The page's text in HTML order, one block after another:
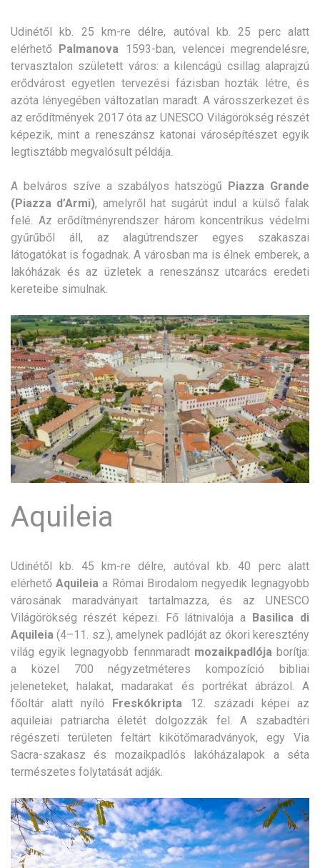
Udinétől kb. 25 km-re délre, autóval kb. 25 perc alatt
elérhető Palmanova 1593-ban, velencei megrendelésre,
tervasztalon született város: a kilencágú csillag alaprajzú
erődvárost egyetlen tervezési fázisban hozták létre, és
azóta lényegében változatlan maradt. A városszerkezet és
az erődítmények 2017 óta az UNESCO Világörökség részét
képezik, mint a reneszánsz katonai városépítészet egyik
legtisztább megvalósult példája.
A belváros szíve a szabályos hatszögű Piazza Grande
(Piazza d’Armi), amelyről hat sugárút indul a külső falak
felé. Az erődítményrendszer három koncentrikus védelmi
gyűrűből áll, az alagútrendszer egyes szakaszai
látogatókat is fogadnak. A városban ma is élnek emberek, a
lakóházak és az üzletek a reneszánsz utcarács eredeti
kereteibe simulnak.
Aquileia
Udinétől kb. 45 km-re délre, autóval kb. 40 perc alatt
elérhetőAquileia a Római Birodalom negyedik legnagyobb
városának maradványait tartalmazza, és az UNESCO
Világörökség részét képezi. Fő látnivalója a
Basilica di
Aquileia (4–11. sz.), amelynek padlóját az ókori keresztény
világ egyik legnagyobb fennmaradt mozaikpadlója borítja:
a közel 700 négyzetméteres kompozíció bibliai
jeleneteket, halakat, madarakat és portrékat ábrázol. A
főoltár alatt nyíló
Freskókripta 12. századi képei az
aquileiai patriarcha életét dolgozzák fel. A szabadtéri
régészeti területen feltárt kikötőmaradványok, egy Via
Sacra-szakasz és mozaikpadlós lakóházalapok a séta
természetes folytatását adják.